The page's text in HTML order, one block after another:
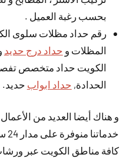
بحسب رغبة العميل .
رقم حداد مظلات سلوى
المظلات و حداد درج حديد
الكويت حداد متخصص
الحدادة, حداد ابواب حديد.
و هناك أيضا العديد من
كافة مناطق الكويت عبر